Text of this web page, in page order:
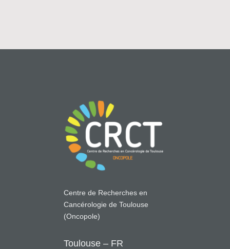
Centre de Recherches en
Cancérologie de Toulouse
(Oncopole)
Toulouse – FR